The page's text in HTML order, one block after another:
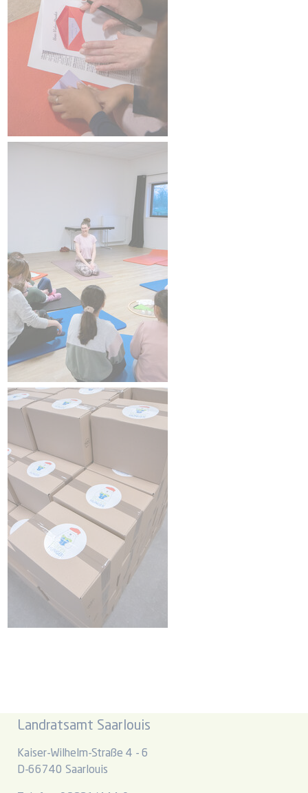
Landratsamt Saarlouis
Kaiser-Wilhelm-Straße 4 - 6
D-66740 Saarlouis